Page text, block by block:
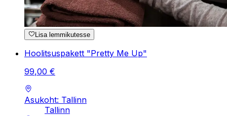
Lisa lemmikutesse
Hoolitsuspakett "Pretty Me Up"
99,00 €
Asukoht: Tallinn
Tallinn